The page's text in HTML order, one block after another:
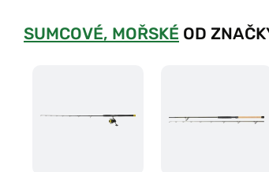
SUMCOVÉ, MOŘSKÉ OD